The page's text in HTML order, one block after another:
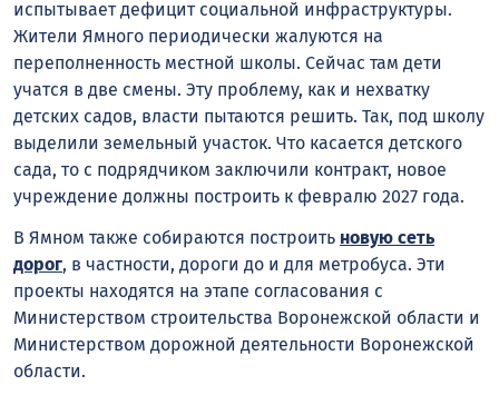
испытывает дефицит социальной инфраструктуры.
Жители Ямного периодически жалуются на
переполненность местной школы. Сейчас там дети
учатся в две смены. Эту проблему, как и нехватку
детских садов, власти пытаются решить. Так, под школу
выделили земельный участок. Что касается детского
сада, то с подрядчиком заключили контракт, новое
учреждение должны построить к февралю 2027 года.
В Ямном также собираются построить новую сеть
дорог, в частности, дороги до и для метробуса. Эти
проекты находятся на этапе согласования с
Министерством строительства Воронежской области и
Министерством дорожной деятельности Воронежской
области.